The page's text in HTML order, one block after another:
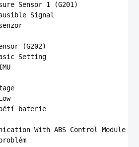
Sensor 1 (G201 )
Signal
(G202)
Setting
ětí baterie
With ABS Control
Module
ém